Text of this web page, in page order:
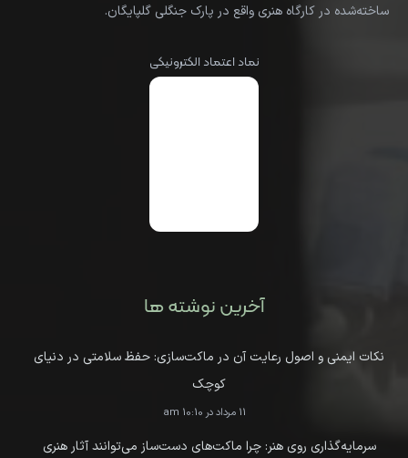
ساخته‌شده در کارگاه هنری واقع در پارک جنگلی گلپایگان.
نماد اعتماد الکترونیکی
آخرین نوشته ها
نکات ایمنی و اصول رعایت آن در ماکت‌سازی: حفظ سلامتی در دنیای
کوچک
11 مرداد در 10:10 am
سرمایه‌گذاری روی هنر: چرا ماکت‌های دست‌ساز می‌توانند آثار هنری